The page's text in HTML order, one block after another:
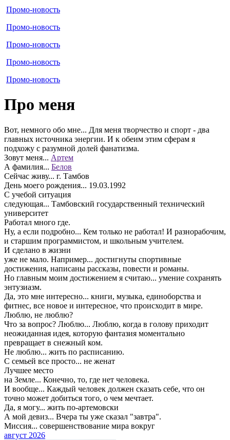
Промо-новость
Промо-новость
Промо-новость
Промо-новость
Промо-новость
Про меня
Вот, немного обо мне... Для меня творчество и спорт - два
главных источника энергии. И к обеим этим сферам я
подхожу с разумной долей фанатизма.
Зовут меня... Артем
А фамилия... Белов
Сейчас живу... г. Тамбов
День моего рождения... 19.03.1992
С учебой ситуация
следующая... Тамбовский государственный технический
университет
Работал много где.
Ну, а если подробно... Кем только не работал! И разнорабочим,
и старшим программистом, и школьным учителем.
И сделано в жизни
уже не мало. Например... достигнуты спортивные
достижения, написаны рассказы, повести и романы.
Но главным моим достижением я считаю... умение сохранять
энтузиазм.
Да, это мне интересно... книги, музыка, единоборства и
фитнес, все новое и интересное, что происходит в мире.
Люблю, не люблю?
Что за вопрос? Люблю... Люблю, когда в голову приходит
неожиданная идея, которую фантазия моментально
превращает в снежный ком.
Не люблю... жить по расписанию.
С семьей все просто... не женат
Лучшее место
на Земле... Конечно, то, где нет человека.
И вообще... Каждый человек должен сказать себе, что он
точно может добиться того, о чем мечтает.
Да, я могу... жить по-артемовски
А мой девиз... Вчера ты уже сказал "завтра".
Миссия... совершенствование мира вокруг
август 2026